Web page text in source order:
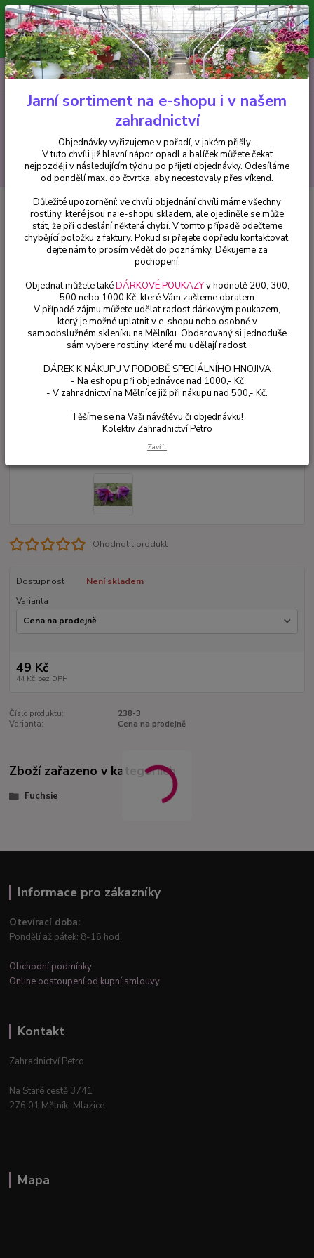
Minimální hodnota pro odeslání z e-shopu je 300 Kč.
V tuto chvíli již hlavní nápor objednávek opadl a balíček můžete čekat
nejpozději v následujícím týdnu po přijetí objednávky. Objednávky
vyřizujeme v pořadí, v jakém přišly...
CZK
Hledat
+420 602 223 614 0ks
za0 Kč
Fuchsie
Carmen Blue Fuchsie (Hodges USA 1956) - cena na
prodejně
Carmen Blue Fuchsie (Hodges
USA 1956) - cena na prodejně
Ohodnotit produkt
Dostupnost
Není skladem
Varianta
49 Kč
44 Kč bez DPH
Číslo produktu:
238-3
Varianta:
Cena na prodejně
Zboží zařazeno v kategoriích
Fuchsie
Informace pro zákazníky
Otevírací doba:
Pondělí až pátek: 8-16 hod.
Obchodní podmínky
Online odstoupení od kupní smlouvy
Kontakt
Zahradnictví Petro
Na Staré cestě 3741
276 01 Mělník–Mlazice
Mapa
Jarní sortiment na e-shopu i v našem
zahradnictví
Objednávky vyřizujeme v pořadí, v jakém přišly...
V tuto chvíli již hlavní nápor opadl a balíček můžete čekat
nejpozději v následujícím týdnu po přijetí objednávky. Odesíláme
od pondělí max. do čtvrtka, aby necestovaly přes víkend.
Důležité upozornění: ve chvíli objednání chvíli máme všechny
rostliny, které jsou na e-shopu skladem, ale ojediněle se může
stát, že při odeslání některá chybí. V tomto případě odečteme
chybějící položku z faktury. Pokud si přejete dopředu kontaktovat,
dejte nám to prosím vědět do poznámky. Děkujeme za
pochopení.
Objednat můžete takéDÁRKOVÉ POUKAZYv hodnotě 200, 300,
500 nebo 1000 Kč, které Vám zašleme obratem
V případě zájmu můžete udělat radost dárkovým poukazem,
který je možné uplatnit v e-shopu nebo osobně v
samoobslužném skleníku na Mělníku. Obdarovaný si jednoduše
sám vybere rostliny, které mu udělají radost.
DÁREK K NÁKUPU V PODOBĚ SPECIÁLNÍHO HNOJIVA
- Na eshopu při objednávce nad 1000,- Kč
- V zahradnictví na Mělníce již při nákupu nad 500,- Kč.
Těšíme se na Vaši návštěvu či objednávku!
Kolektiv Zahradnictví Petro
Zavřít